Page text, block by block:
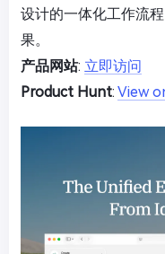
设计的一体化工作流
果。
产品网站: 立即访问
Product Hunt: View